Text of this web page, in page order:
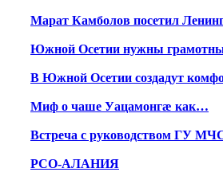
Марат Камболов посетил
Южной Осетии нужны
В Южной Осетии создадут
Миф о чаше Уацамонгæ как…
Встреча с руководством ГУ
РСО-АЛАНИЯ